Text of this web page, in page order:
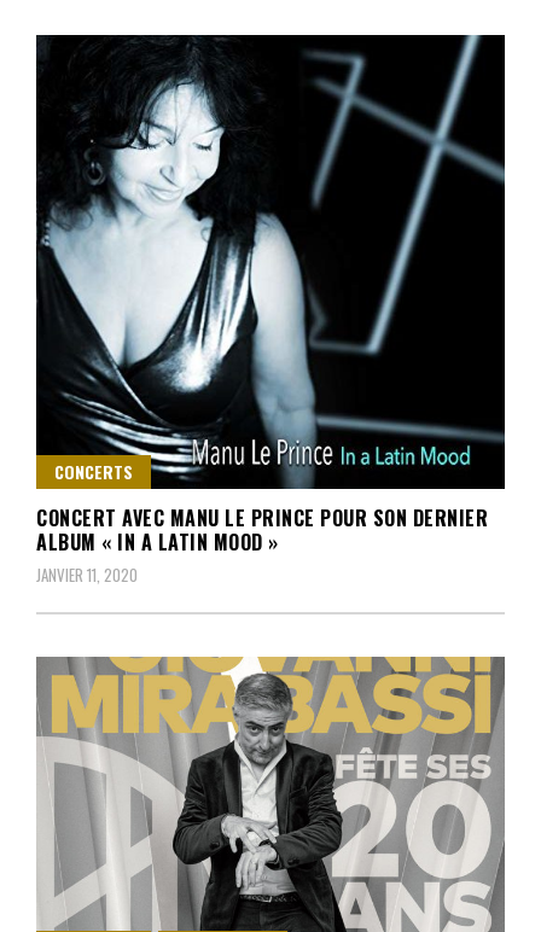
CONCERTS
CONCERT AVEC MANU LE PRINCE POUR SON DERNIER
ALBUM « IN A LATIN MOOD »
JANVIER 11, 2020